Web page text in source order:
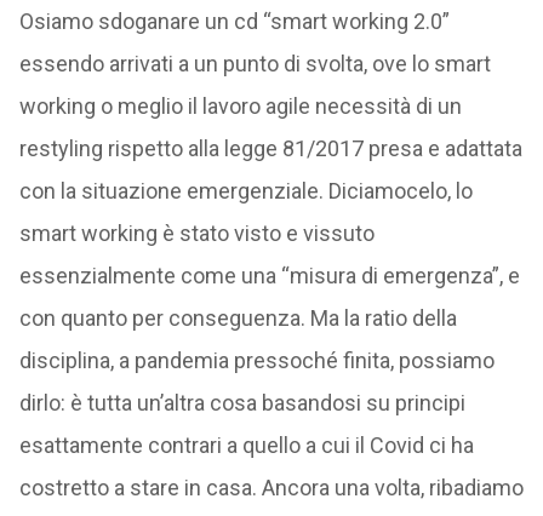
Osiamo sdoganare un cd “smart working 2.0”
essendo arrivati a un punto di svolta, ove lo smart
working o meglio il lavoro agile necessità di un
restyling rispetto alla legge 81/2017 presa e adattata
con la situazione emergenziale. Diciamocelo, lo
smart working è stato visto e vissuto
essenzialmente come una “misura di emergenza”, e
con quanto per conseguenza. Ma la ratio della
disciplina, a pandemia pressoché finita, possiamo
dirlo: è tutta un’altra cosa basandosi su principi
esattamente contrari a quello a cui il Covid ci ha
costretto a stare in casa. Ancora una volta, ribadiamo